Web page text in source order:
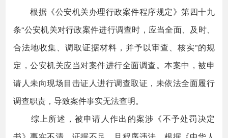
根据《公安机关办理行政案件程序规定》第四十九
条“公安机关对行政案件进行调查时，应当全面、及时、
合法地收集、调取证据材料，并予以审查、核实”的规
定，公安机关应当对案件进行全面调查。本案中，被申
请人未向现场目击证人进行调查取证，未依法全面履行
调查职责，导致案件事实无法查明。
综上所述，被申请人作出的案涉《不予处罚决定